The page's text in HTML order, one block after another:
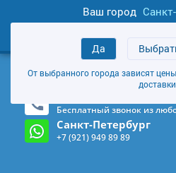
Ваш город
Да
От выбранного города зависят
товаров
+7 (921) 949 89 89
Магазин и склад в Санкт-
Бесплатный звонок из
Санкт-Петербург
+7 (921) 949 89 89